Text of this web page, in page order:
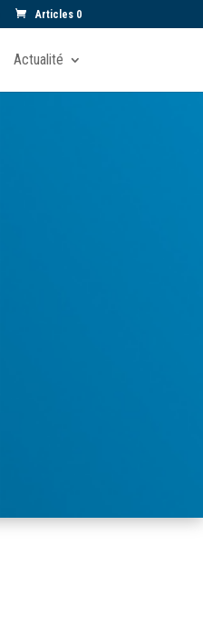
Articles 0
Actualité